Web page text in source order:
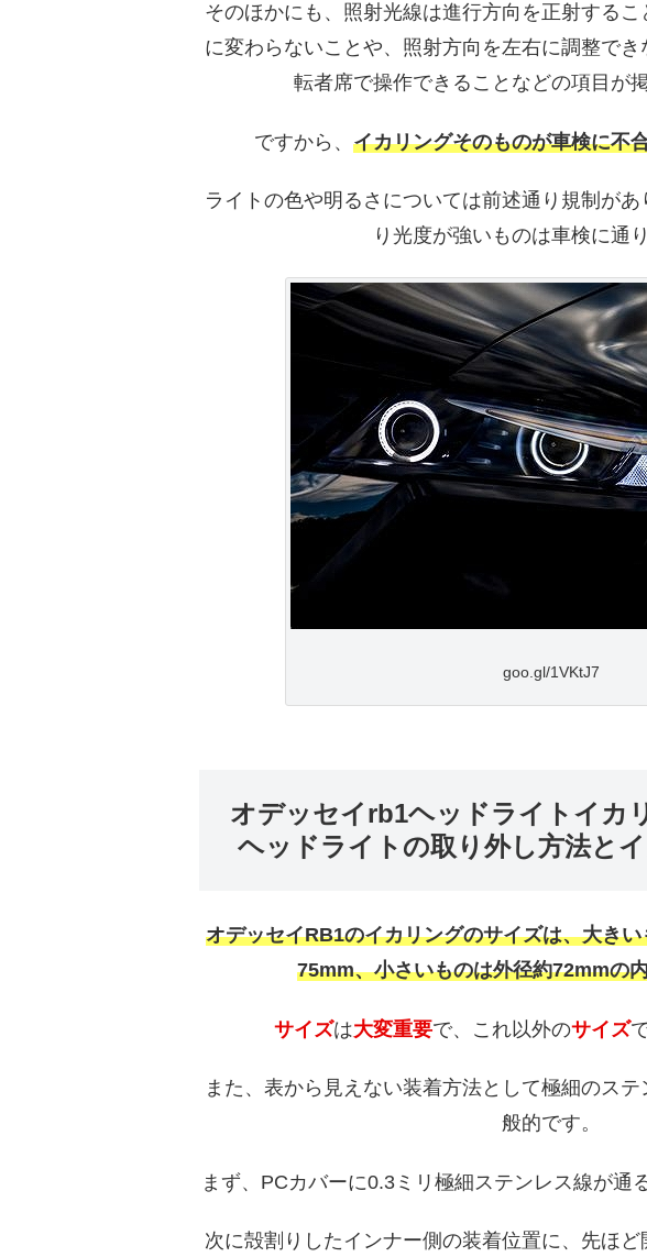
そのほかにも、照射光線は進行方向を正射する
に変わらないことや、照射方向を左右に調整で
転者席で操作できることなどの項目が
ですから、 イカリングそのものが車検に不
ライトの色や明るさについては前述通り規制が
り光度が強いものは車検に通
goo.gl/1VKtJ7
オデッセイrb1ヘッドライトイカ
ヘッドライトの取り外し方法と
オデッセイRB1のイカリングのサイズは、大き
75mm、小さいものは外径約72mmの
サイズは大変重要で、これ以外のサイズ
また、表から見えない装着方法として極細のス
般的です。
まず、PCカバーに0.3ミリ極細ステンレス線が通
次に殻割りしたインナー側の装着位置に、先ほ